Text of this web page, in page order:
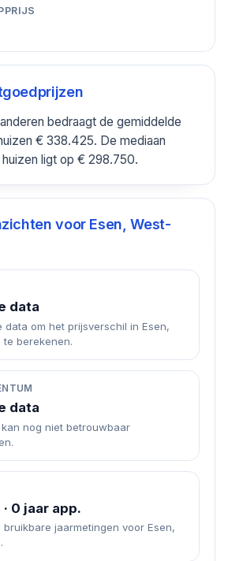
bedraagt de gemiddelde
€ 338.425. De mediaan
ligt op € 298.750.
voor Esen, West-
data
data om het prijsverschil in Esen,
te berekenen.
data
nog niet betrouwbaar
0 jaar app.
jaarmetingen voor Esen,